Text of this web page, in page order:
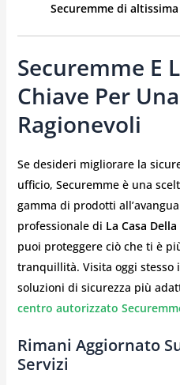
Securemme di
Securemme E
Chiave Per
Ragionevoli
Se desideri migliorare la
ufficio, Securemme è una
gamma di prodotti
professionale di La Casa
puoi proteggere ciò che ti è
tranquillità. Visita oggi stesso
soluzioni di sicurezza più
centro autorizzato
Rimani Aggiornato
Servizi